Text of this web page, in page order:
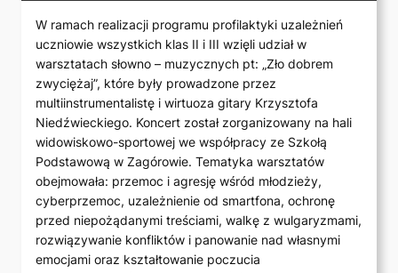
W ramach realizacji programu profilaktyki uzależnień
uczniowie wszystkich klas II i III wzięli udział w
warsztatach słowno – muzycznych pt: „Zło dobrem
zwyciężaj”, które były prowadzone przez
multiinstrumentalistę i wirtuoza gitary Krzysztofa
Niedźwieckiego. Koncert został zorganizowany na hali
widowiskowo-sportowej we współpracy ze Szkołą
Podstawową w Zagórowie. Tematyka warsztatów
obejmowała: przemoc i agresję wśród młodzieży,
cyberprzemoc, uzależnienie od smartfona, ochronę
przed niepożądanymi treściami, walkę z wulgaryzmami,
rozwiązywanie konfliktów i panowanie nad własnymi
emocjami oraz kształtowanie poczucia